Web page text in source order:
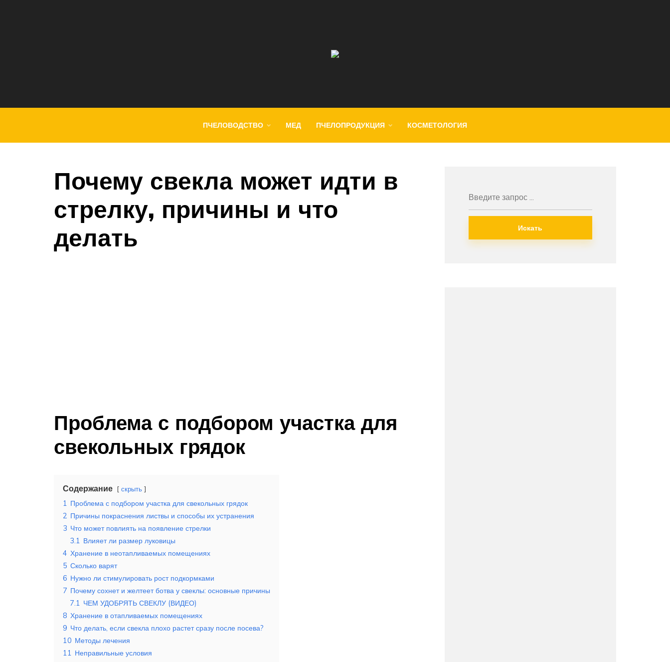
ПЧЕЛОВОДСТВО МЕД ПЧЕЛОПРОДУКЦИЯ КОСМЕТОЛОГИЯ
Почему свекла может идти в
стрелку, причины и что
делать
Проблема с подбором участка для
свекольных грядок
Содержание скрыть
1 Проблема с подбором участка для свекольных грядок
2 Причины покраснения листвы и способы их устранения
3 Что может повлиять на появление стрелки
3.1 Влияет ли размер луковицы
4 Хранение в неотапливаемых помещениях
5 Сколько варят
6 Нужно ли стимулировать рост подкормками
7 Почему сохнет и желтеет ботва у свеклы: основные причины
7.1 ЧЕМ УДОБРЯТЬ СВЕКЛУ (ВИДЕО)
8 Хранение в отапливаемых помещениях
9 Что делать, если свекла плохо растет сразу после посева?
10 Методы лечения
11 Неправильные условия
Искать